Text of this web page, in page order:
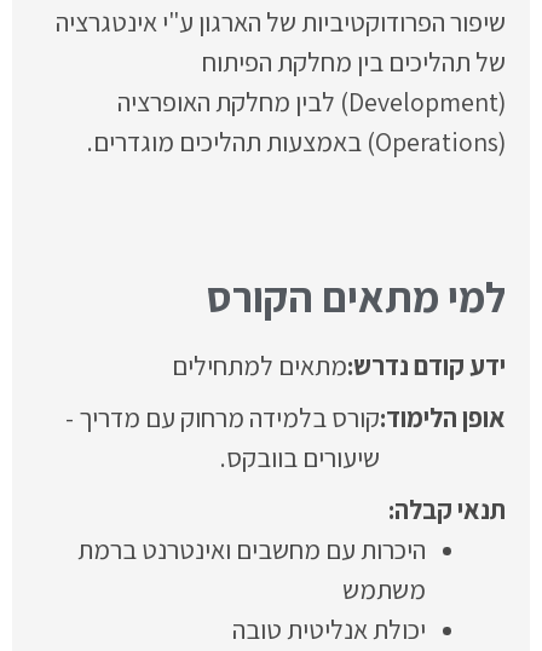
שיפור הפרודוקטיביות של הארגון ע"י אינטגרציה
של תהליכים בין מחלקת הפיתוח
(Development) לבין מחלקת האופרציה
(Operations) באמצעות תהליכים מוגדרים.
למי מתאים הקורס
ידע קודם נדרש:מתאים למתחילים
אופן הלימוד:קורס בלמידה מרחוק עם מדריך -
שיעורים בוובקס.
היכרות עם מחשבים ואינטרנט ברמת
משתמש
יכולת אנליטית טובה